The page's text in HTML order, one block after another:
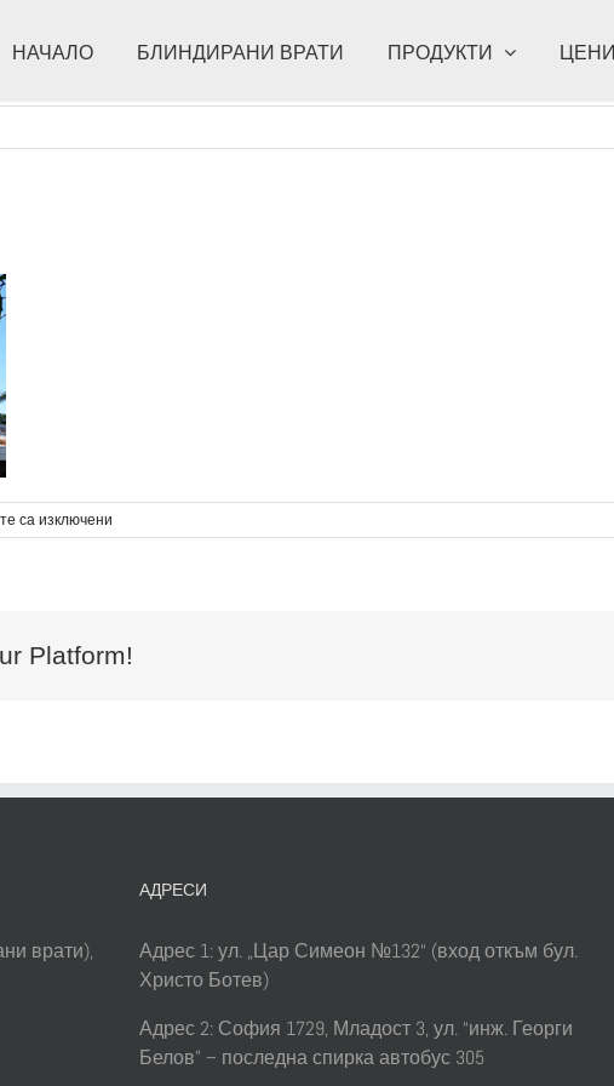
НАЧАЛО БЛИНДИРАНИ ВРАТИ ПРОДУКТИ ЦЕНИ
са изключени
news_42
Platform!
врати),
АДРЕСИ
Адрес 1: ул. „Цар Симеон №132“ (вход откъм бул.
Христо Ботев)
Адрес 2: София 1729, Младост 3, ул. “инж. Георги
Белов” – последна спирка автобус 305